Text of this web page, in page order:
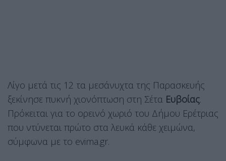
Λίγο μετά τις 12 τα μεσάνυχτα της Παρασκευής
ξεκίνησε πυκνή χιονόπτωση στη Σέτα Ευβοίας.
Πρόκειται για το ορεινό χωριό του Δήμου Ερέτριας
που ντύνεται πρώτο στα λευκά κάθε χειμώνα,
σύμφωνα με το evima.gr.